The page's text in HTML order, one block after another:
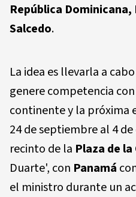
República
Salcedo.
La idea es llevarla a
genere competencia
continente y la próxima
24 de septiembre al 4
recinto de la Plaza de
Duarte', con Panamá
el ministro durante un